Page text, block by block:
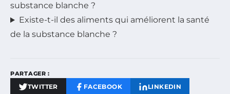
substance blanche ?
Existe-t-il des aliments qui améliorent la santé
de la substance blanche ?
PARTAGER :
TWITTER FACEBOOK LINKEDIN